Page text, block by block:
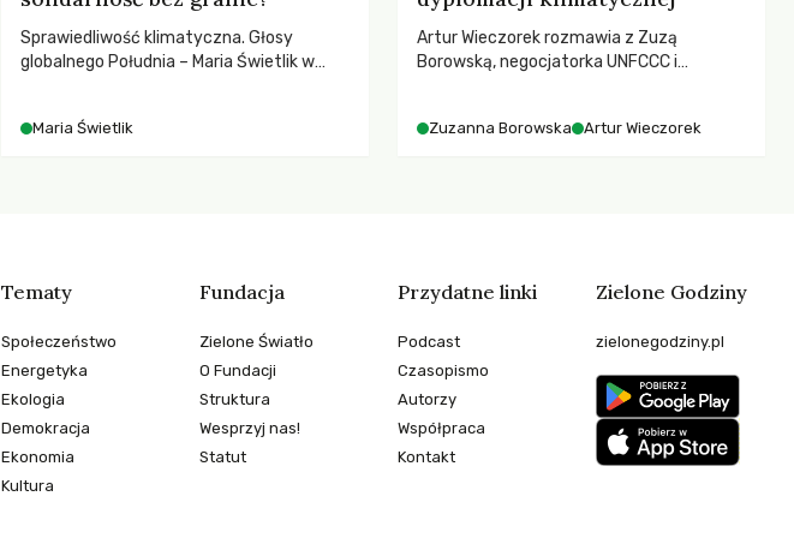
Sprawiedliwość klimatyczna. Głosy
globalnego Południa – Maria Świetlik w
Maria Świetlik
Artur Wieczorek rozmawia z Zuzą
Borowską, negocjatorka UNFCCC i
ruchach klimatycznych
Zuzanna Borowska Artur Wieczorek
Tematy
Społeczeństwo
Energetyka
Ekologia
Demokracja
Ekonomia
Kultura
Fundacja
Zielone Światło
O Fundacji
Struktura
Wesprzyj nas!
Statut
Przydatne linki
Podcast
Czasopismo
Autorzy
Współpraca
Kontakt
Zielone Godziny
zielonegodziny.pl